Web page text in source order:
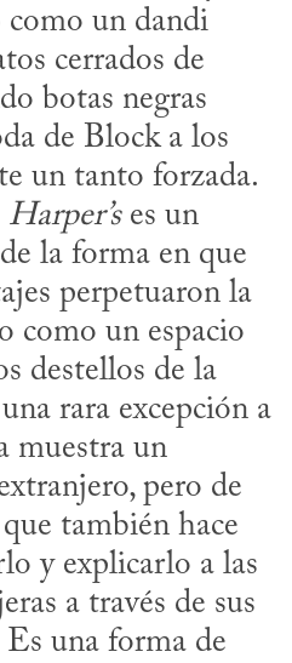
un dandi
cerrados de
botas negras
de Block a los
un tanto forzada.
Harper’s es un
la forma en que
perpetuaron la
como un espacio
destellos de la
rara excepción a
muestra un
pero de
también hace
y explicarlo a las
a través de sus
Es una forma de